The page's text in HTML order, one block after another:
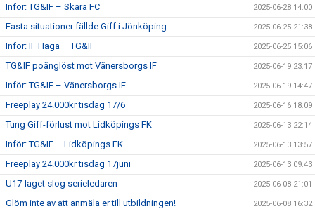
Inför: TG&IF – Skara FC 2025-06-28 14:00
Fasta situationer fällde Giff i Jönköping 2025-06-25 21:38
Inför: IF Haga – TG&IF 2025-06-25 15:06
TG&IF poänglöst mot Vänersborgs IF 2025-06-19 23:17
Inför: TG&IF – Vänersborgs IF 2025-06-19 14:47
Freeplay 24.000kr tisdag 17/6 2025-06-16 18:09
Tung Giff-förlust mot Lidköpings FK 2025-06-13 22:14
Inför: TG&IF – Lidköpings FK 2025-06-13 13:57
Freeplay 24.000kr tisdag 17juni 2025-06-13 09:43
U17-laget slog serieledaren 2025-06-08 21:01
Glöm inte av att anmäla er till utbildningen! 2025-06-08 16:32